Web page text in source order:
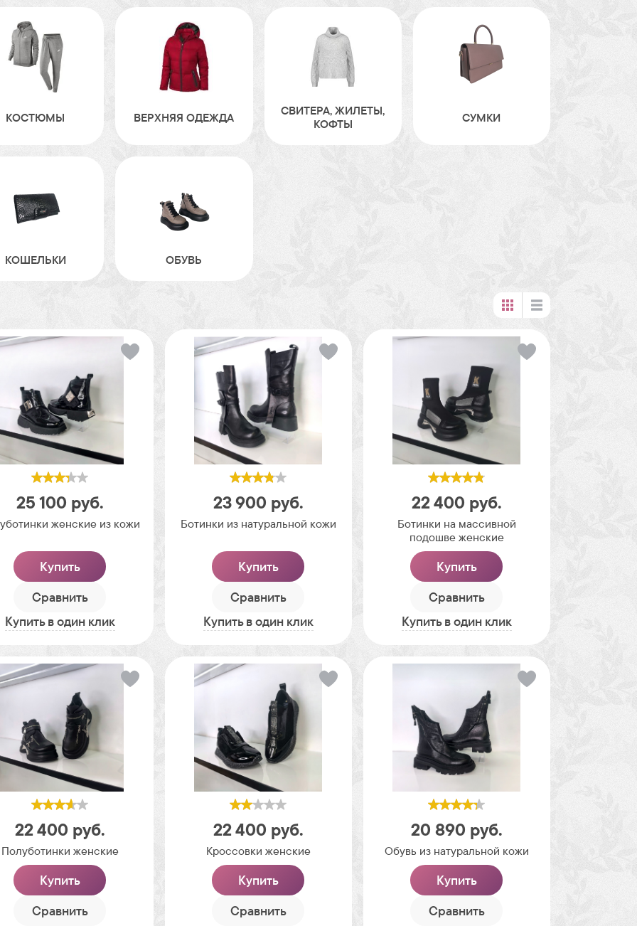
КОСТЮМЫ ВЕРХНЯЯ ОДЕЖДА
СВИТЕРА, ЖИЛЕТЫ,
КОФТЫ
СУМКИ
КОШЕЛЬКИ ОБУВЬ
25 100 руб.
женские из кожи
Купить
Сравнить
Купить в один клик
23 900 руб.
Ботинки из натуральной кожи
Купить
Сравнить
Купить в один клик
22 400 руб.
Ботинки на массивной
подошве женские
Купить
Сравнить
Купить в один клик
22 400 руб.
Полуботинки женские
Купить
Сравнить
22 400 руб.
Кроссовки женские
Купить
Сравнить
20 890 руб.
Обувь из натуральной кожи
Купить
Сравнить